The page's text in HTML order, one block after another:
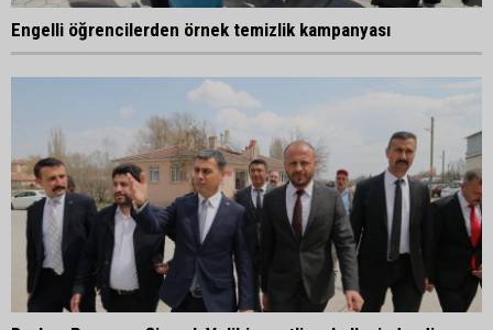
Engelli öğrencilerden örnek temizlik kampanyası